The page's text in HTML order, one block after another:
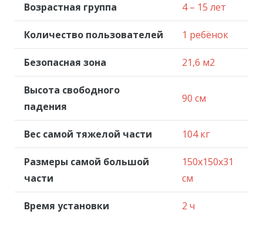
Возрастная группа 4 – 15 лет
Количество пользователей 1 ребёнок
Безопасная зона 21,6 м2
Высота свободного
падения
90 см
Вес самой тяжелой части 104 кг
Размеры самой большой
части
150x150x31
см
Время установки 2 ч